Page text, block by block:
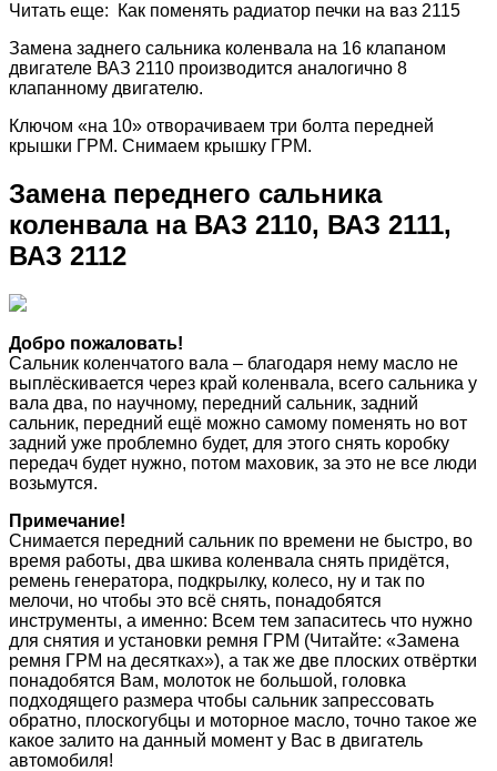
Читать еще: Как поменять радиатор печки на ваз 2115
Замена заднего сальника коленвала на 16 клапаном
двигателе ВАЗ 2110 производится аналогично 8
клапанному двигателю.
Ключом «на 10» отворачиваем три болта передней
крышки ГРМ. Снимаем крышку ГРМ.
Замена переднего сальника
коленвала на ВАЗ 2110, ВАЗ 2111,
ВАЗ 2112
Добро пожаловать!
Сальник коленчатого вала – благодаря нему масло не
выплёскивается через край коленвала, всего сальника у
вала два, по научному, передний сальник, задний
сальник, передний ещё можно самому поменять но вот
задний уже проблемно будет, для этого снять коробку
передач будет нужно, потом маховик, за это не все люди
возьмутся.
Примечание!
Снимается передний сальник по времени не быстро, во
время работы, два шкива коленвала снять придётся,
ремень генератора, подкрылку, колесо, ну и так по
мелочи, но чтобы это всё снять, понадобятся
инструменты, а именно: Всем тем запаситесь что нужно
для снятия и установки ремня ГРМ (Читайте: «Замена
ремня ГРМ на десятках»), а так же две плоских отвёртки
понадобятся Вам, молоток не большой, головка
подходящего размера чтобы сальник запрессовать
обратно, плоскогубцы и моторное масло, точно такое же
какое залито на данный момент у Вас в двигатель
автомобиля!